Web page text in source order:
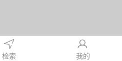
检索 我的